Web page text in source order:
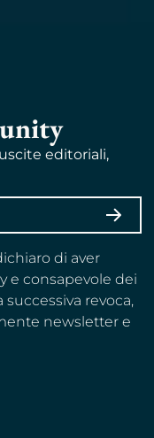
editoriali,
di aver
e consapevole dei
revoca,
newsletter e